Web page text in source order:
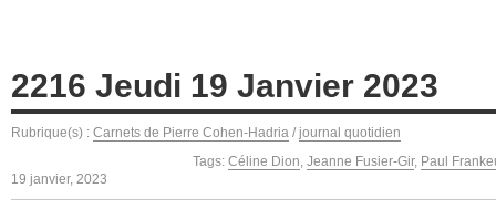
2216 Jeudi 19 Janvier 2023
Rubrique(s) : Carnets de Pierre Cohen-Hadria / journal quotidien
Tags: Céline Dion, Jeanne Fusier-Gir, Paul
19 janvier, 2023